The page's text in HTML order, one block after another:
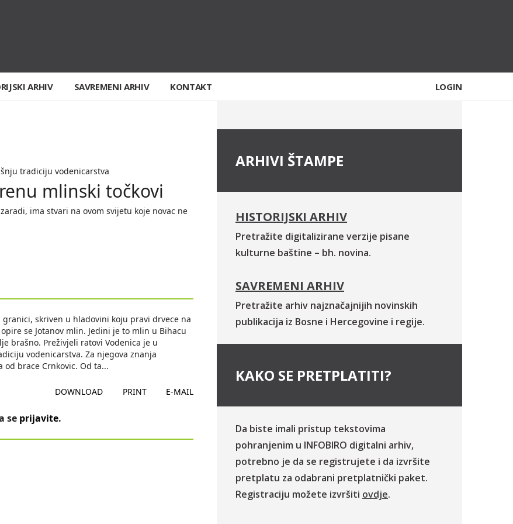
ARHIV SAVREMENI ARHIV KONTAKT LOGIN
tradiciju vodenicarstva
mlinski točkovi
ima stvari na ovom svijetu koje novac ne
skriven u hladovini koju pravi drvece na
se Jotanov mlin. Jedini je to mlin u Bihacu
brašno. Preživjeli ratovi Vodenica je u
vodenicarstva. Za njegova znanja
brace Crnkovic. Od ta...
DOWNLOAD PRINT E-MAIL
se prijavite.
ARHIVI ŠTAMPE
HISTORIJSKI ARHIV
Pretražite digitalizirane verzije pisane
kulturne baštine – bh. novina.
SAVREMENI ARHIV
Pretražite arhiv najznačajnijih novinskih
publikacija iz Bosne i Hercegovine i regije.
KAKO SE PRETPLATITI?
Da biste imali pristup tekstovima
pohranjenim u INFOBIRO digitalni arhiv,
potrebno je da se registrujete i da izvršite
pretplatu za odabrani pretplatnički paket.
Registraciju možete izvršiti ovdje.